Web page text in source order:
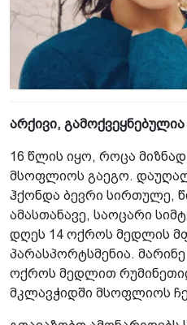
არქივი,
16 წლის იყო, როცა
მსოფლიოს გაეგო.
ჰქონდა ბევრი სირთულე,
ამასთანავე, საოცარი
დღეს 14 ოქროს მედლის
პარასპორტსმენია.
ოქროს მედლით
მკლავჭიდში მსოფლიოს